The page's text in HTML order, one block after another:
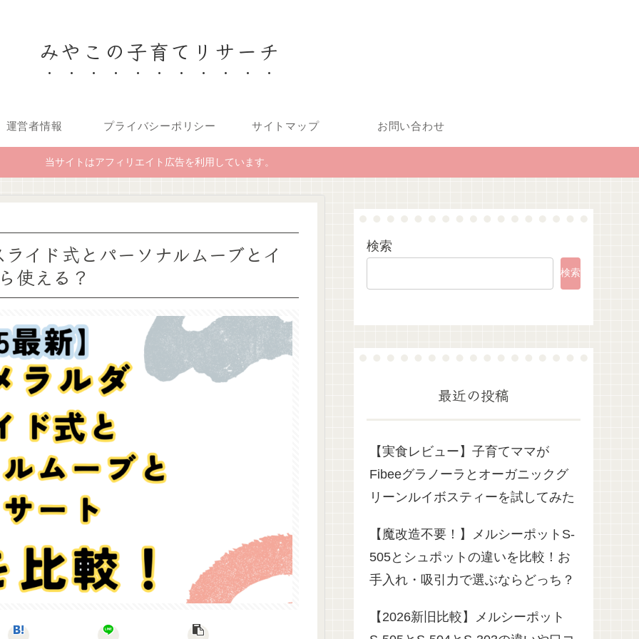
みやこの子育てリサーチ
運営者情報 プライバシーポリシー サイトマップ お問い合わせ
当サイトはアフィリエイト広告を利用しています。
イド式とパーソナルムーブとイ
使える？
検索
検索
最近の投稿
【実食レビュー】子育てママが
Fibeeグラノーラとオーガニックグ
リーンルイボスティーを試してみた
【魔改造不要！】メルシーポットS-
505とシュポットの違いを比較！お
手入れ・吸引力で選ぶならどっち？
【2026新旧比較】メルシーポット